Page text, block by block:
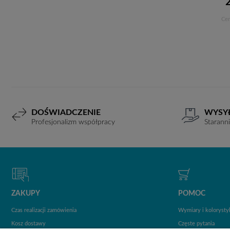
DOŚWIADCZENIE
Profesjonalizm współpracy
ZAKUPY
Czas realizacji zamówienia
Kosz dostawy
POMOC
Wymiary i
Częste pytania